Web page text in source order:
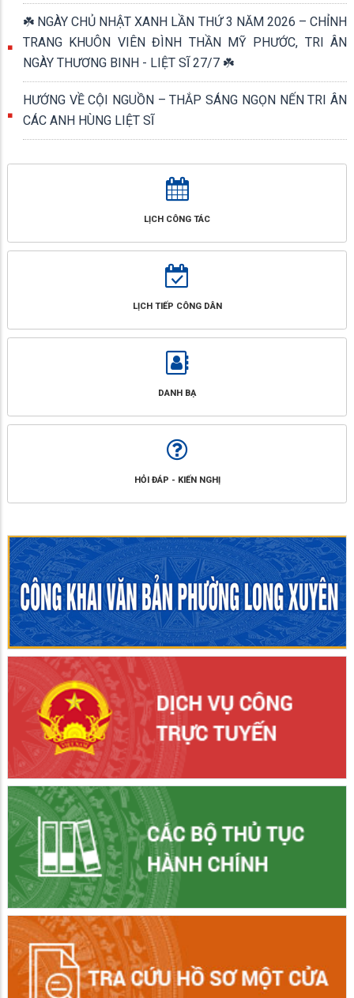
☘️ NGÀY CHỦ NHẬT XANH LẦN THỨ 3 NĂM 2026 – CHỈNH
TRANG KHUÔN VIÊN ĐÌNH THẦN MỸ PHƯỚC, TRI ÂN
NGÀY THƯƠNG BINH - LIỆT SĨ 27/7 ☘️
HƯỚNG VỀ CỘI NGUỒN – THẮP SÁNG NGỌN NẾN TRI ÂN
CÁC ANH HÙNG LIỆT SĨ
LỊCH CÔNG TÁC
LỊCH TIẾP CÔNG DÂN
DANH BẠ
HỎI ĐÁP - KIẾN NGHỊ